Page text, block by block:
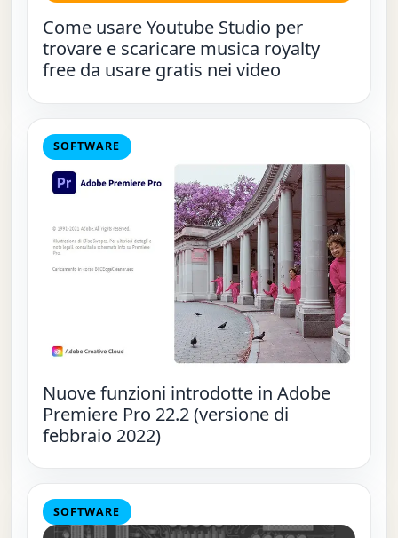
Come usare Youtube Studio per
trovare e scaricare musica royalty
free da usare gratis nei video
SOFTWARE
Nuove funzioni introdotte in Adobe
Premiere Pro 22.2 (versione di
febbraio 2022)
SOFTWARE